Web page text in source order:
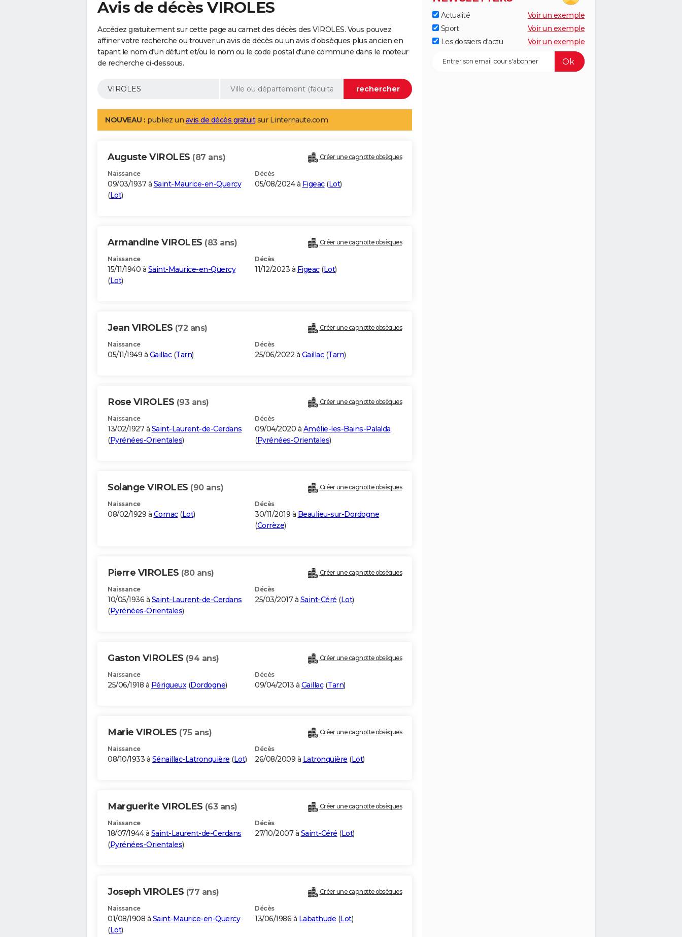
Avis de décès VIROLES
Accédez gratuitement sur cette page au carnet des décès des VIROLES. Vous pouvez
affiner votre recherche ou trouver un avis de décès ou un avis d'obsèques plus ancien en
tapant le nom d'un défunt et/ou le nom ou le code postal d'une commune dans le moteur
de recherche ci-dessous.
NOUVEAU : publiez un avis de décès gratuitsur Linternaute.com
Auguste VIROLES (87 ans) Créer une cagnotte obsèques
Naissance
09/03/1937 à Saint-Maurice-en-Quercy
(Lot)
Décès
05/08/2024 à Figeac(Lot)
Armandine VIROLES (83 ans) Créer une cagnotte obsèques
Naissance
15/11/1940 à Saint-Maurice-en-Quercy
(Lot)
Décès
11/12/2023 à Figeac(Lot)
Jean VIROLES (72 ans) Créer une cagnotte obsèques
Naissance
05/11/1949 à Gaillac(Tarn)
Décès
25/06/2022 à Gaillac(Tarn)
Rose VIROLES (93 ans) Créer une cagnotte obsèques
Naissance
13/02/1927 à Saint-Laurent-de-Cerdans
(Pyrénées-Orientales)
Décès
09/04/2020 à Amélie-les-Bains-Palalda
(Pyrénées-Orientales)
Solange VIROLES (90 ans) Créer une cagnotte obsèques
Naissance
08/02/1929 à Cornac(Lot)
Décès
30/11/2019 à Beaulieu-sur-Dordogne
(Corrèze)
Pierre VIROLES (80 ans) Créer une cagnotte obsèques
Naissance
10/05/1936 à Saint-Laurent-de-Cerdans
(Pyrénées-Orientales)
Décès
25/03/2017 à Saint-Céré (Lot)
Gaston VIROLES (94 ans) Créer une cagnotte obsèques
Naissance
25/06/1918 à Périgueux(Dordogne)
Décès
09/04/2013 à Gaillac(Tarn)
Marie VIROLES (75 ans) Créer une cagnotte obsèques
Naissance
08/10/1933 à Sénaillac-Latronquière (Lot)
Décès
26/08/2009 à Latronquière (Lot)
Marguerite VIROLES (63 ans) Créer une cagnotte obsèques
Naissance
18/07/1944 à Saint-Laurent-de-Cerdans
(Pyrénées-Orientales)
Décès
27/10/2007 à Saint-Céré (Lot)
Joseph VIROLES (77 ans) Créer une cagnotte obsèques
Naissance
01/08/1908 à Saint-Maurice-en-Quercy
(Lot)
Décès
13/06/1986 à Labathude (Lot)
Actualité
Voir un exemple
Sport
Voir un exemple
Les dossiers d'actu
Voir un exemple